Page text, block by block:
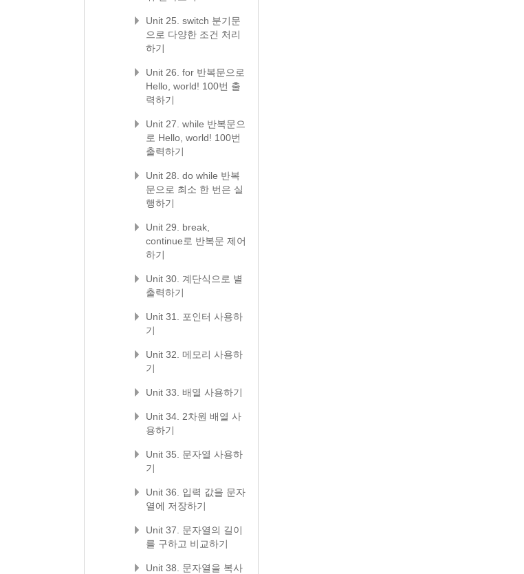
Unit 25. switch 분기문
으로 다양한 조건 처리
하기
Unit 26. for 반복문으로
Hello, world! 100번 출
력하기
Unit 27. while 반복문으
로 Hello, world! 100번
출력하기
Unit 28. do while 반복
문으로 최소 한 번은 실
행하기
Unit 29. break,
continue로 반복문 제어
하기
Unit 30. 계단식으로 별
출력하기
Unit 31. 포인터 사용하
기
Unit 32. 메모리 사용하
기
Unit 33. 배열 사용하기
Unit 34. 2차원 배열 사
용하기
Unit 35. 문자열 사용하
기
Unit 36. 입력 값을 문자
열에 저장하기
Unit 37. 문자열의 길이
를 구하고 비교하기
Unit 38. 문자열을 복사